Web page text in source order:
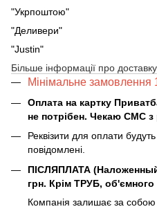
"Укрпоштою"
"Деливери"
"Justin"
Більше інформації про доставку
Мінімальне замовлення
Оплата на картку
не потрібен. Чекаю СМС з
Реквізити для оплати
повідомлені.
ПІСЛЯПЛАТА
грн. Крім ТРУБ, об'ємного
Компанія залишає за